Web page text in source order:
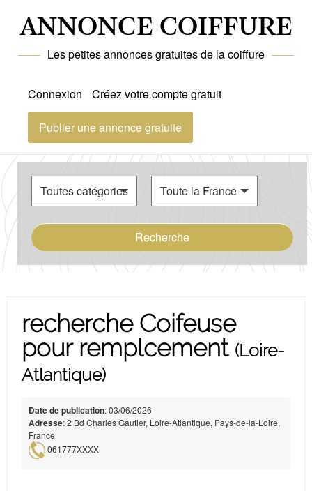
ANNONCE COIFFURE
Les petites annonces gratuites de la coiffure
Connexion Créez votre compte gratuit
Publier une annonce gratuite
Recherche
recherche Coifeuse
pour remplcement (Loire-
Atlantique)
Date de publication: 03/06/2026
Adresse: 2 Bd Charles Gautier, Loire-Atlantique, Pays-de-la-Loire,
France
061777XXXX